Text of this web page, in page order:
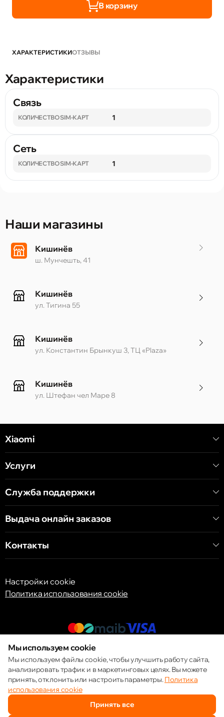
В корзину
ХАРАКТЕРИСТИКИОТЗЫВЫ
Характеристики
Связь
КОЛИЧЕСТВО SIM-КАРТ 1
Сеть
КОЛИЧЕСТВО SIM-КАРТ 1
Наши магазины
Кишинёв
ш. Мунчешть, 41
Кишинёв
ул. Тигина 55
Кишинёв
ул. Константин Брынкуш 3, ТЦ «Plaza»
Кишинёв
ул. Штефан чел Маре 8
Кишинёв
ул. Арборилор 21, CC «Shopping MallDova»
Xiaomi
Услуги
Служба поддержки
Выдача онлайн заказов
Контакты
Настройки cookie
Политика использования cookie
© 2013 – 2026 ECOM
Мы используем cookie
Мы используем файлы cookie, чтобы улучшить работу сайта,
анализировать трафик и в маркетинговых целях. Вы можете
принять, отклонить или настроить параметры.Политика
использования cookie
Принять все